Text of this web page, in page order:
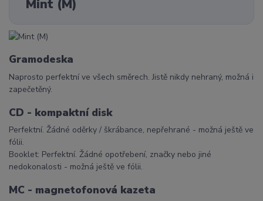
Mint (M)
Gramodeska
Naprosto perfektní ve všech směrech. Jistě nikdy nehraný, možná i
zapečetěný.
CD - kompaktní disk
Perfektní. Žádné oděrky / škrábance, nepřehrané - možná ještě ve
fólii.
Booklet: Perfektní. Žádné opotřebení, značky nebo jiné
nedokonalosti - možná ještě ve fólii.
MC - magnetofonová kazeta